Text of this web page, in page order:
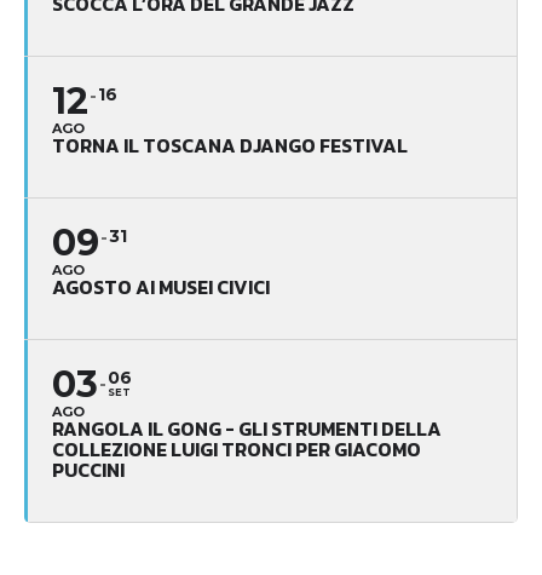
12
AGO
16
TORNA IL TOSCANA DJANGO FESTIVAL
09
AGO
31
AGOSTO AI MUSEI CIVICI
03
AGO
06
SET
RANGOLA IL GONG - GLI STRUMENTI DELLA
COLLEZIONE LUIGI TRONCI PER GIACOMO
PUCCINI